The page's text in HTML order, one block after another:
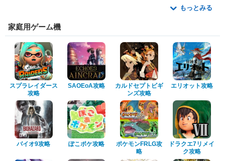
もっとみる
家庭用ゲーム機
スプラレイダース
攻略
SAOEoA攻略
カルドセプトビギ
ンズ攻略
エリオット攻略
バイオ9攻略 ぽこポケ攻略
ポケモンFRLG攻
略
ドラクエ7リメイ
ク攻略